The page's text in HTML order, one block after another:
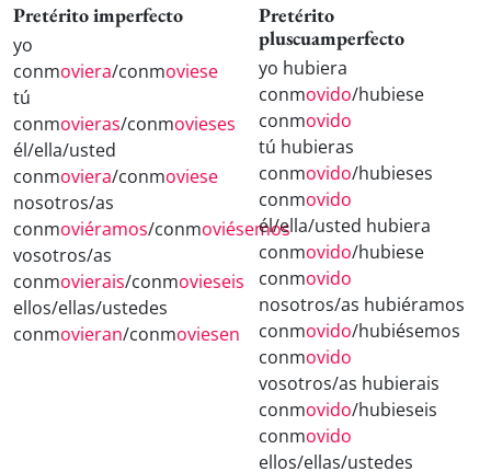
Pretérito imperfecto
yo
conmoviera/conmoviese
tú
conmovieras/conmovieses
él/ella/usted
conmoviera/conmoviese
nosotros/as
conmoviéramos/conmoviésemos
vosotros/as
conmovierais/conmovieseis
ellos/ellas/ustedes
conmovieran/conmoviesen
Pretérito
pluscuamperfecto
yo hubiera
conmovido/hubiese
conmovido
tú hubieras
conmovido/hubieses
conmovido
él/ella/usted hubiera
conmovido/hubiese
conmovido
nosotros/as hubiéramos
conmovido/hubiésemos
conmovido
vosotros/as hubierais
conmovido/hubieseis
conmovido
ellos/ellas/ustedes